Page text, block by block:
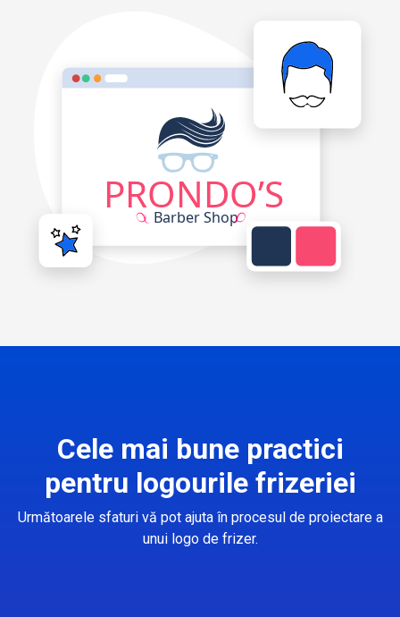
Cele mai bune practici
pentru logourile frizeriei
Următoarele sfaturi vă pot ajuta în procesul de proiectare a
unui logo de frizer.